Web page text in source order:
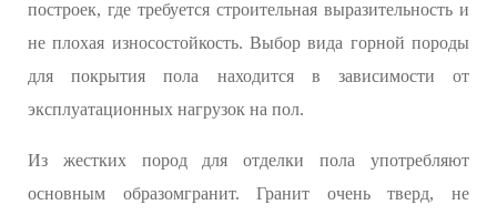
построек, где требуется строительная выразительность и
не плохая износостойкость. Выбор вида горной породы
для покрытия пола находится в зависимости от
эксплуатационных нагрузок на пол.
Из жестких пород для отделки пола употребляют
основным образомгранит. Гранит очень тверд, не